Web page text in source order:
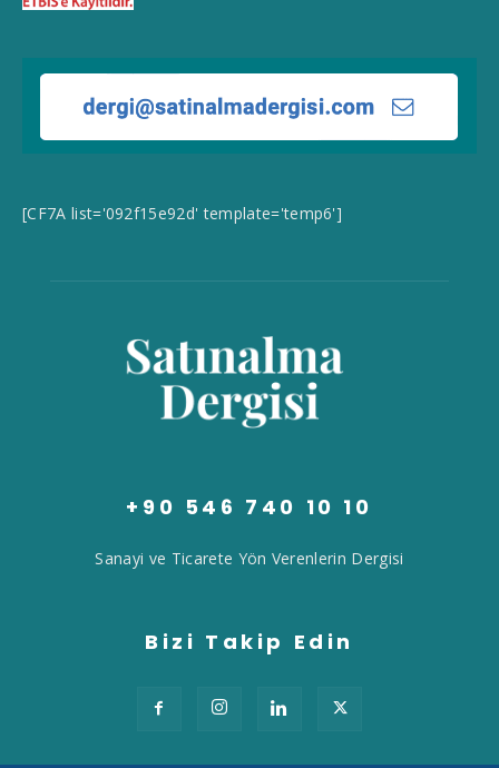
[CF7A list='092f15e92d' template='temp6']
+90 546 740 10 10
Sanayi ve Ticarete Yön Verenlerin Dergisi
Bizi Takip Edin